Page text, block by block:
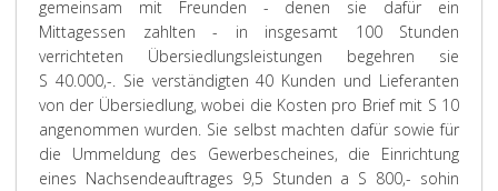
gemeinsam mit Freunden - denen sie dafür ein
Mittagessen zahlten - in insgesamt 100 Stunden
verrichteten Übersiedlungsleistungen begehren sie
S 40.000,-. Sie verständigten 40 Kunden und Lieferanten
von der Übersiedlung, wobei die Kosten pro Brief mit S 10
angenommen wurden. Sie selbst machten dafür sowie für
die Ummeldung des Gewerbescheines, die Einrichtung
eines Nachsendeauftrages 9,5 Stunden a S 800,- sohin